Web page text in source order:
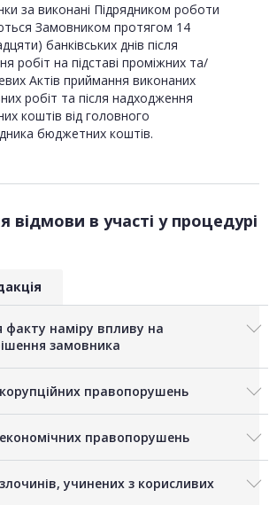
за виконані Підрядником роботи
Замовником протягом 14
банківських днів після
робіт на підставі проміжних та/
Актів приймання виконаних
робіт та після надходження
коштів від головного
бюджетних коштів.
відмови в участі у процедурі
факту наміру впливу на
замовника
правопорушень
правопорушень
учинених з корисливих